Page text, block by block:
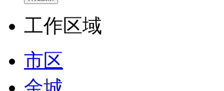
工作区域
市区